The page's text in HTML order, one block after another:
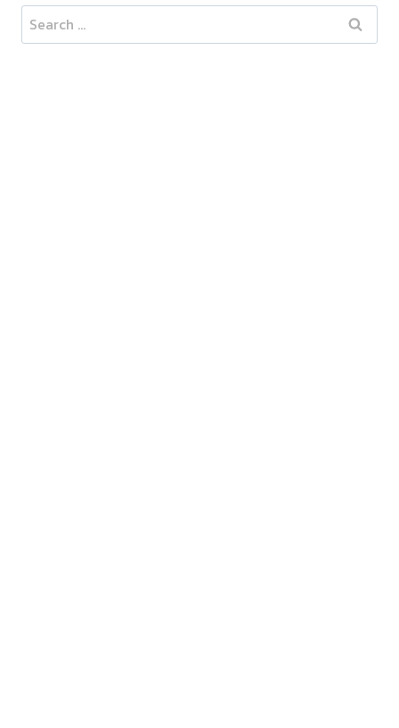
Search
for: